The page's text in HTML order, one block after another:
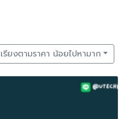
เรียงตามราคา น้อยไปหามาก